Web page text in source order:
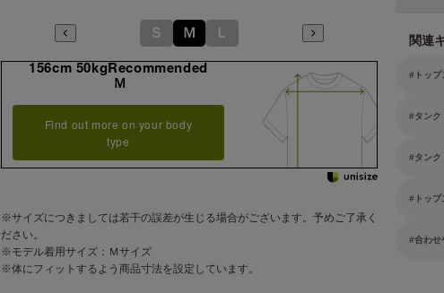
Ｓ Ｍ Ｌ
156cm 50kgRecommended
Ｍ
Find out more on your body
type
※サイズにつきましては若干の誤差が生じる場合がございます。予めご了承く
ださい。
※モデル着用サイズ：Ｍサイズ
※体にフィットするよう商品寸法を設定しています。
関連
トッ
タンク
タンク
トッ
合わせ